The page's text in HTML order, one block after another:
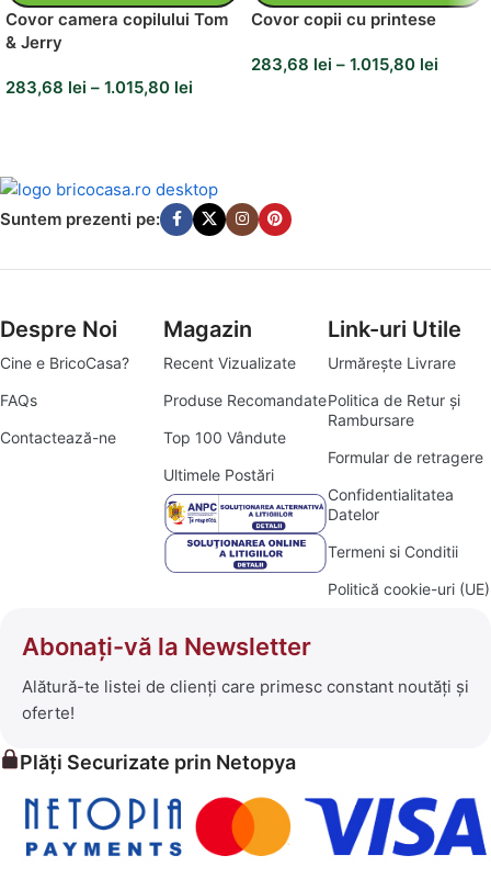
Covor camera copilului Tom
& Jerry
283,68 lei – 1.015,80 lei
Covor copii cu printese
283,68 lei – 1.015,80 lei
Suntem prezenti pe:
Despre Noi
Cine e BricoCasa?
FAQs
Contactează-ne
Magazin
Recent Vizualizate
Produse Recomandate
Top 100 Vândute
Ultimele Postări
Link-uri Utile
Urmărește Livrare
Politica de Retur și
Rambursare
Formular de retragere
Confidentialitatea
Datelor
Termeni si Conditii
Politică cookie-uri (UE)
Abonați-vă la Newsletter
Alătură-te listei de clienți care primesc constant noutăți și
oferte!
Plăți Securizate prin Netopya